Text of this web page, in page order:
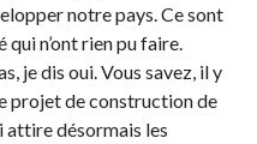
notre pays. Ce sont
n’ont rien pu faire.
je dis oui. Vous savez, il y
projet de construction de
attire désormais les